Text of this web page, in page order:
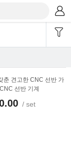
춘 견고한 CNC 선반 가
선반 기계
/ set